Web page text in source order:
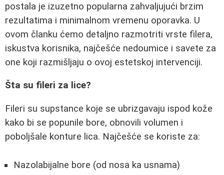
postala je izuzetno popularna zahvaljujući brzim
rezultatima i minimalnom vremenu oporavka. U
ovom članku ćemo detaljno razmotriti vrste filera,
iskustva korisnika, najčešće nedoumice i savete za
one koji razmišljaju o ovoj estetskoj intervenciji.
Šta su fileri za lice?
Fileri su supstance koje se ubrizgavaju ispod kože
kako bi se popunile bore, obnovili volumen i
poboljšale konture lica. Najčešće se koriste za:
Nazolabijalne bore (od nosa ka usnama)